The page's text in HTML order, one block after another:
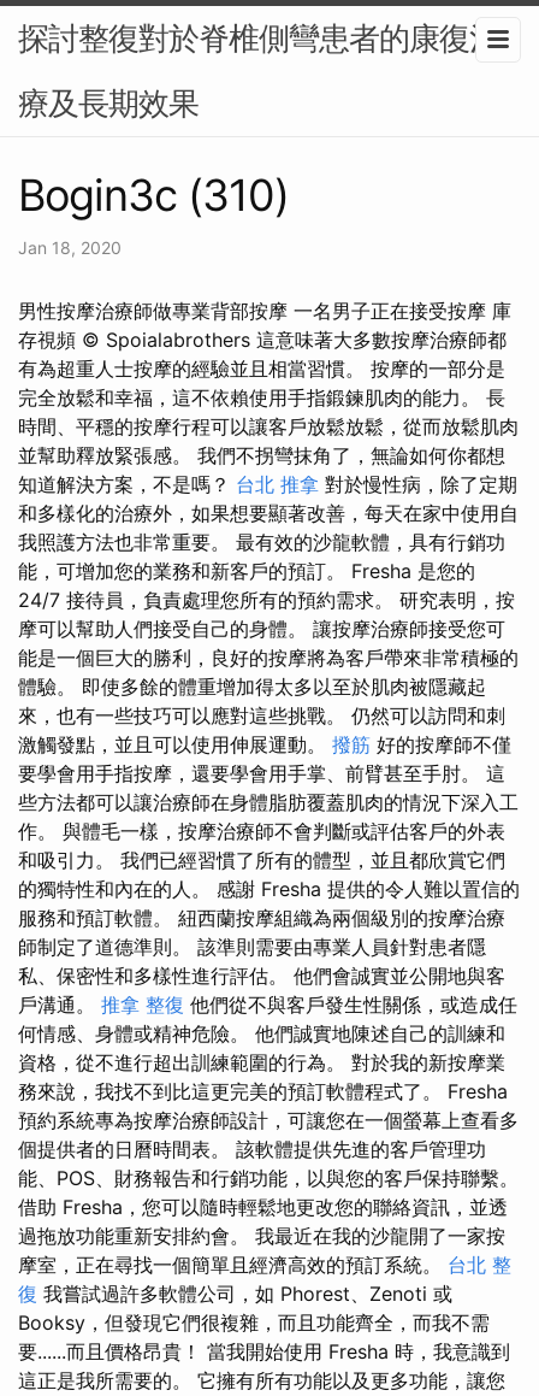
探討整復對於脊椎側彎患者的康復治
療及長期效果
Bogin3c (310)
Jan 18, 2020
男性按摩治療師做專業背部按摩 一名男子正在接受按摩 庫
存視頻 © Spoialabrothers 這意味著大多數按摩治療師都
有為超重人士按摩的經驗並且相當習慣。 按摩的一部分是
完全放鬆和幸福，這不依賴使用手指鍛鍊肌肉的能力。 長
時間、平穩的按摩行程可以讓客戶放鬆放鬆，從而放鬆肌肉
並幫助釋放緊張感。 我們不拐彎抹角了，無論如何你都想
知道解決方案，不是嗎？ 台北 推拿 對於慢性病，除了定期
和多樣化的治療外，如果想要顯著改善，每天在家中使用自
我照護方法也非常重要。 最有效的沙龍軟體，具有行銷功
能，可增加您的業務和新客戶的預訂。 Fresha 是您的
24/7 接待員，負責處理您所有的預約需求。 研究表明，按
摩可以幫助人們接受自己的身體。 讓按摩治療師接受您可
能是一個巨大的勝利，良好的按摩將為客戶帶來非常積極的
體驗。 即使多餘的體重增加得太多以至於肌肉被隱藏起
來，也有一些技巧可以應對這些挑戰。 仍然可以訪問和刺
激觸發點，並且可以使用伸展運動。 撥筋 好的按摩師不僅
要學會用手指按摩，還要學會用手掌、前臂甚至手肘。 這
些方法都可以讓治療師在身體脂肪覆蓋肌肉的情況下深入工
作。 與體毛一樣，按摩治療師不會判斷或評估客戶的外表
和吸引力。 我們已經習慣了所有的體型，並且都欣賞它們
的獨特性和內在的人。 感謝 Fresha 提供的令人難以置信的
服務和預訂軟體。 紐西蘭按摩組織為兩個級別的按摩治療
師制定了道德準則。 該準則需要由專業人員針對患者隱
私、保密性和多樣性進行評估。 他們會誠實並公開地與客
戶溝通。 推拿 整復 他們從不與客戶發生性關係，或造成任
何情感、身體或精神危險。 他們誠實地陳述自己的訓練和
資格，從不進行超出訓練範圍的行為。 對於我的新按摩業
務來說，我找不到比這更完美的預訂軟體程式了。 Fresha
預約系統專為按摩治療師設計，可讓您在一個螢幕上查看多
個提供者的日曆時間表。 該軟體提供先進的客戶管理功
能、POS、財務報告和行銷功能，以與您的客戶保持聯繫。
借助 Fresha，您可以隨時輕鬆地更改您的聯絡資訊，並透
過拖放功能重新安排約會。 我最近在我的沙龍開了一家按
摩室，正在尋找一個簡單且經濟高效的預訂系統。 台北 整
復 我嘗試過許多軟體公司，如 Phorest、Zenoti 或
Booksy，但發現它們很複雜，而且功能齊全，而我不需
要......而且價格昂貴！ 當我開始使用 Fresha 時，我意識到
這正是我所需要的。 它擁有所有功能以及更多功能，讓您